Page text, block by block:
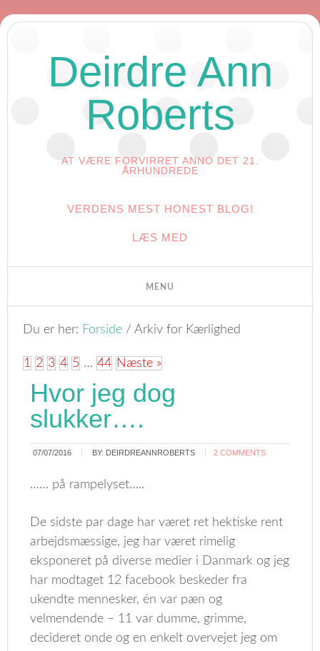
Deirdre Ann
Roberts
AT VÆRE FORVIRRET ANNO DET 21.
ÅRHUNDREDE
VERDENS MEST HONEST BLOG!
LÆS MED
Du er her: Forside / Arkiv for Kærlighed
1 2 3 4 5 … 44 Næste »
Hvor jeg dog
slukker….
07/07/2016 BY: DEIRDREANNROBERTS 2 COMMENTS
…… på rampelyset…..
De sidste par dage har været ret hektiske rent
arbejdsmæssige, jeg har været rimelig
eksponeret på diverse medier i Danmark og jeg
har modtaget 12 facebook beskeder fra
ukendte mennesker, én var pæn og
velmendende – 11 var dumme, grimme,
decideret onde og en enkelt overvejet jeg om